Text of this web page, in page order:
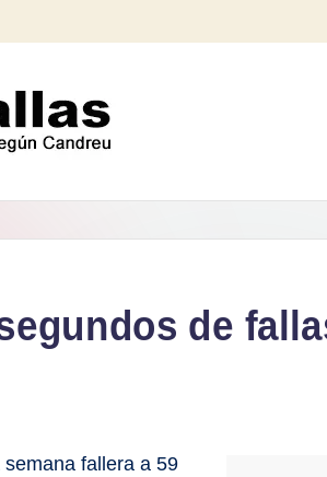
de
fallera a 59